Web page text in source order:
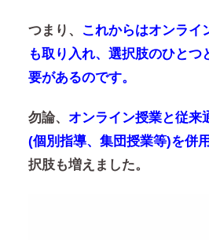
つまり、
これからはオンライ
も取り入れ、選択肢のひとつ
要があるのです。
勿論、 オンライン授業と従来
(個別指導、集団授業等)を併
択肢も増えました。